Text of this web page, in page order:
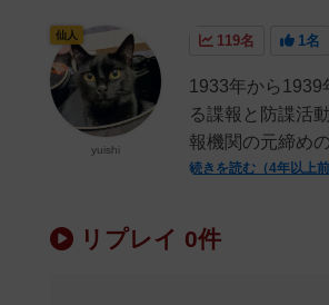
119名 1名
1933年から1939
る諜報と防諜活
報機関の元締め
続きを読む（4年以上前
仙人
yuishi
リプレイ 0件